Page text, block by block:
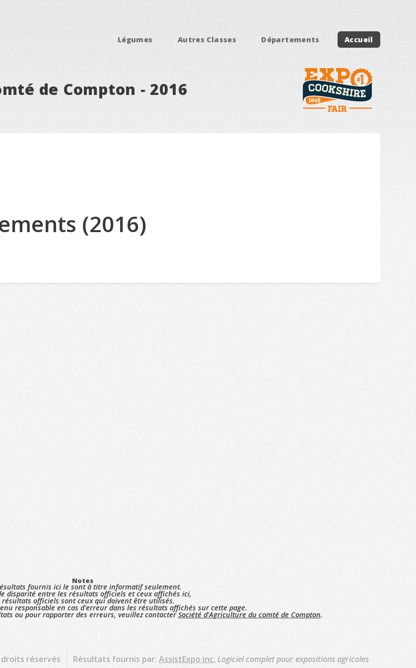
de Compton - 2016
Légumes Autres Classes Départements Accueil
(2016)
Notes
fournis ici le sont à titre informatif seulement.
disparité entre les résultats officiels et ceux affichés ici,
résultats officiels sont ceux qui doivent être utilisés.
responsable en cas d'erreur dans les résultats affichés sur cette page.
ou pour rapporter des erreurs, veuillez contacterSociété d'Agriculture du comté de Compton.
droits réservés Résultats fournis par: AssistExpo inc. Logiciel complet pour expositions agricoles